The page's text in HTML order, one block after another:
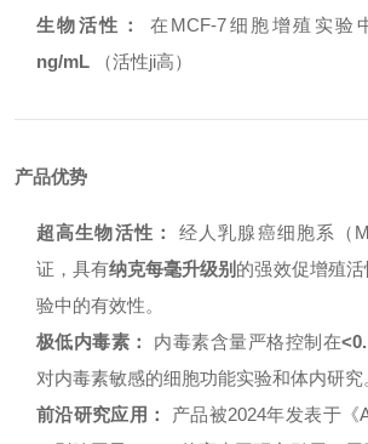
生物活性：
在MCF-7细胞增殖实验
ng/mL （活性ji高）
产品优势
超高生物活性：
经人乳腺癌细胞系（
证，具有纳克每毫升级别 的强效促增殖
验中的有效性。
极低内毒素：
内毒素含量严格控制在
对内毒素敏感的细胞功能实验和体内研究
前沿研究应用：
产品被2024年发表于《